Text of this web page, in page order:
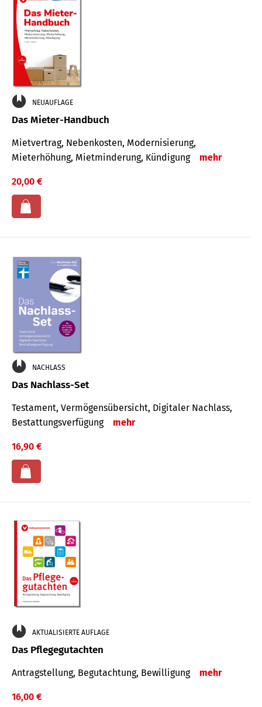
NEUAUFLAGE
Das Mieter-Handbuch
Mietvertrag, Nebenkosten, Modernisierung,
Mieterhöhung, Mietminderung, Kündigung
mehr
20,00 €
NACHLASS
Das Nachlass-Set
Testament, Vermögens­übersicht, Digitaler Nach­lass,
Bestat­tungs­ver­fügung
mehr
16,90 €
AKTUALISIERTE AUFLAGE
Das Pflegegutachten
Antragstellung, Begutachtung, Bewilligung mehr
16,00 €